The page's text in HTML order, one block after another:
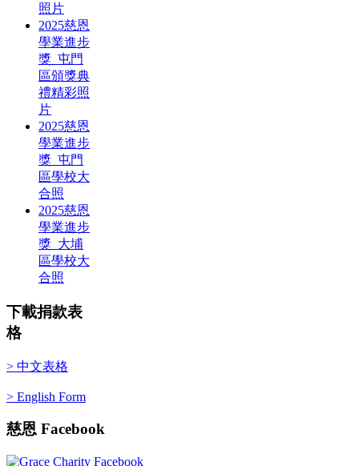
照片
2025慈恩
學業進步
獎_屯門
區頒獎典
禮精彩照
片
2025慈恩
學業進步
獎_屯門
區學校大
合照
2025慈恩
學業進步
獎_大埔
區學校大
合照
下載捐款表
格
> 中文表格
> English Form
慈恩 Facebook